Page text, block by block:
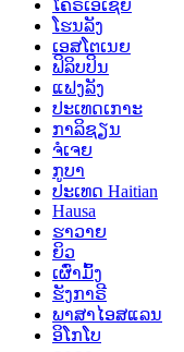
ໂຄຣເອເຊຍ
ໂຮນລັງ
ເອສໂຕເນຍ
ຟິລິບປິນ
ແຟງລັງ
ປະເທດເກາະ
ກາລິຊຽນ
ຈໍເຈຍ
ກູບາ
ປະເທດ Haitian
Hausa
ຮາວາຍ
ຍິວ
ເຜົ່າມົ້ງ
ຮັງກາຣີ
ພາສາໄອສແລນ
ອິໂກໂບ